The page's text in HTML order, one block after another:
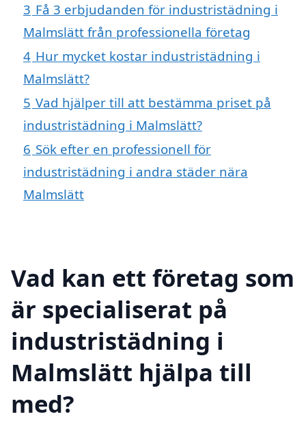
3 Få 3 erbjudanden för industristädning i
Malmslätt från professionella företag
4 Hur mycket kostar industristädning i
Malmslätt?
5 Vad hjälper till att bestämma priset på
industristädning i Malmslätt?
6 Sök efter en professionell för
industristädning i andra städer nära
Malmslätt
Vad kan ett företag som
är specialiserat på
industristädning i
Malmslätt hjälpa till
med?